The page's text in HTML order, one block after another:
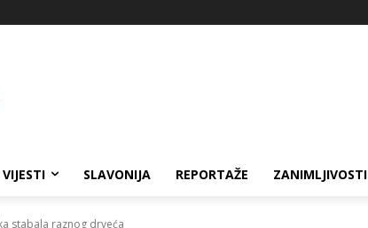
VIJESTI SLAVONIJA REPORTAŽE ZANIMLJIVOSTI
stabala raznog drveća